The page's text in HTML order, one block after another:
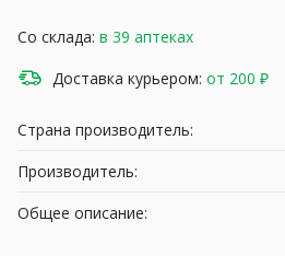
Со склада: в 39 аптеках
Доставка курьером: от 200 ₽
Страна производитель:
Производитель:
Общее описание: